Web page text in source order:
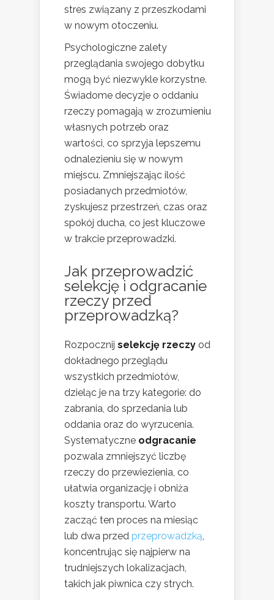
stres związany z przeszkodami
w nowym otoczeniu.
Psychologiczne zalety
przeglądania swojego dobytku
mogą być niezwykle korzystne.
Świadome decyzje o oddaniu
rzeczy pomagają w zrozumieniu
własnych potrzeb oraz
wartości, co sprzyja lepszemu
odnalezieniu się w nowym
miejscu. Zmniejszając ilość
posiadanych przedmiotów,
zyskujesz przestrzeń, czas oraz
spokój ducha, co jest kluczowe
w trakcie przeprowadzki.
Jak przeprowadzić
selekcję i odgracanie
rzeczy przed
przeprowadzką?
Rozpocznij selekcję rzeczy od
dokładnego przeglądu
wszystkich przedmiotów,
dzieląc je na trzy kategorie: do
zabrania, do sprzedania lub
oddania oraz do wyrzucenia.
Systematyczne odgracanie
pozwala zmniejszyć liczbę
rzeczy do przewiezienia, co
ułatwia organizację i obniża
koszty transportu. Warto
zacząć ten proces na miesiąc
lub dwa przed przeprowadzką
koncentrując się najpierw na
trudniejszych lokalizacjach,
takich jak piwnica czy strych.